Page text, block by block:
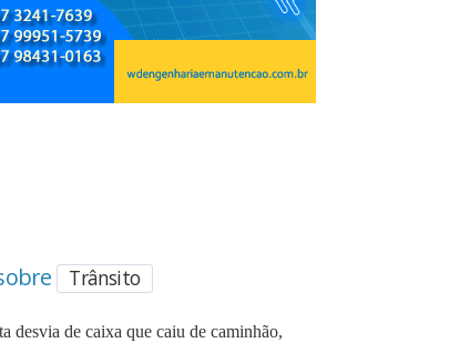
Trânsito
desvia de caixa que caiu de caminhão,